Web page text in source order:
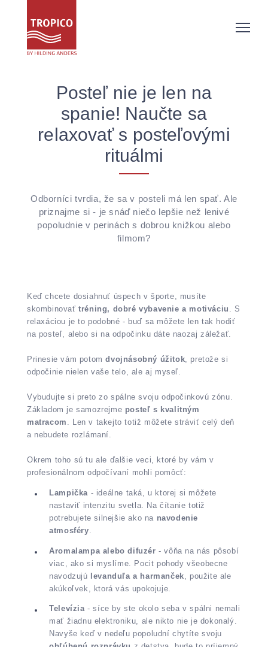
Posteľ nie je len na
spanie! Naučte sa
relaxovať s posteľovými
rituálmi
Odborníci tvrdia, že sa v posteli má len spať. Ale
priznajme si - je snáď niečo lepšie než lenivé
popoludnie v perinách s dobrou knižkou alebo
filmom?
Keď chcete dosiahnuť úspech v športe, musíte
skombinovaťtréning, dobré vybavenie a motiváciu . S
relaxáciou je to podobné - buď sa môžete len tak hodiť
na posteľ, alebo si na odpočinku dáte naozaj záležať.
Prinesie vám potomdvojnásobný úžitok, pretože si
odpočinie nielen vaše telo, ale aj myseľ.
Vybudujte si preto zo spálne svoju odpočinkovú zónu.
Základom je samozrejme posteľ s kvalitným
matracom . Len v takejto totiž môžete stráviť celý deň
a nebudete rozlámaní.
Okrem toho sú tu ale ďalšie veci, ktoré by vám v
profesionálnom odpočívaní mohli pomôcť:
Lampička - ideálne taká, u ktorej si môžete
nastaviť intenzitu svetla. Na čítanie totiž
potrebujete silnejšie ako na navodenie
atmosféry
Aromalampa alebo difuzér - vôňa na nás pôsobí
viac, ako si myslíme. Pocit pohody všeobecne
navodzujú levanduľa a harmanček , použite ale
akúkoľvek, ktorá vás upokojuje.
Televízia- síce by ste okolo seba v spálni nemali
mať žiadnu elektroniku, ale nikto nie je dokonalý.
Navyše keď v nedeľu popoludní chytíte svoju